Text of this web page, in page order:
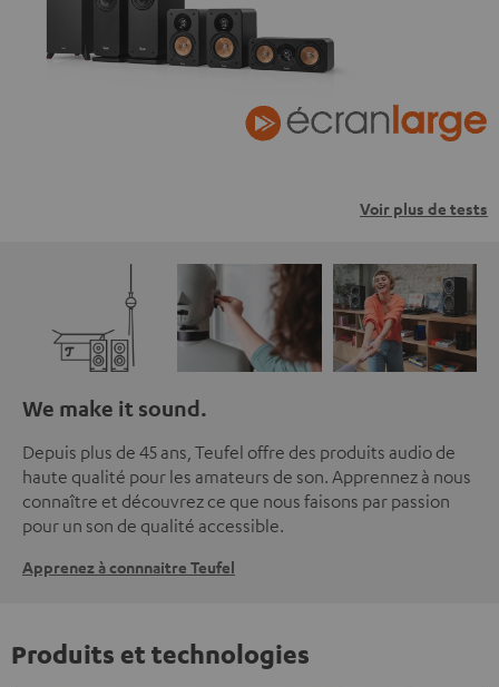
Voir plus de tests
We make it sound.
Depuis plus de 45 ans, Teufel offre des produits audio de
haute qualité pour les amateurs de son. Apprennez à nous
connaître et découvrez ce que nous faisons par passion
pour un son de qualité accessible.
Apprenez à connnaitre Teufel
Produits et technologies